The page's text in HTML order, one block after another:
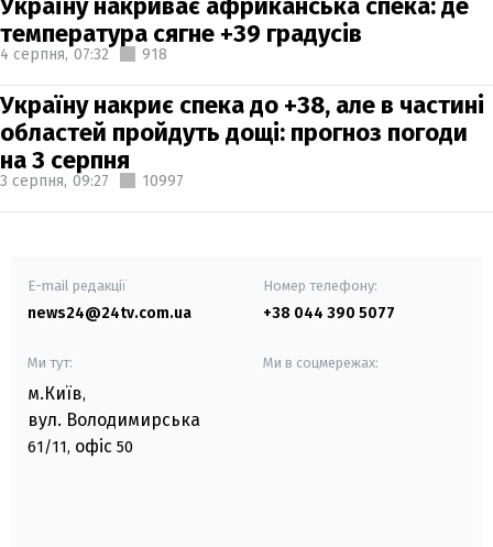
температура сягне +39 градусів
4 серпня, 07:32 918
Україну накриє спека до +38, але в частині
областей пройдуть дощі: прогноз погоди
на 3 серпня
3 серпня, 09:27 10997
E-mail редакції
news24@24tv.com.ua
Номер телефону:
+38 044 390 5077
Ми тут:
м.Київ,
вул. Володимирська
61/11, офіс 50
Ми в соцмережах: